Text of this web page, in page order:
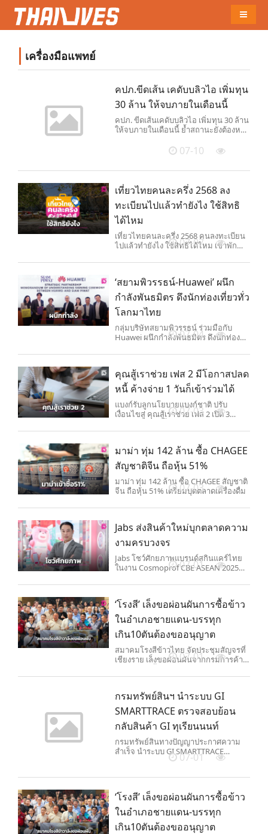
เครื่องมือแพทย์
คปภ.ขีดเส้น เคดับบลิวไอ เพิ่มทุน
30 ล้าน ให้จบภายในเดือนนี้
คปภ. ขีดเส้นเคดับบลิวไอ เพิ่มทุน 30 ล้าน
ให้จบภายในเดือนนี้ ย้ำสถานะยังต้องหยุด
07-10
เที่ยวไทยคนละครึ่ง 2568 ลง
ทะเบียนไปแล้วทำยังไง ใช้สิทธิ
ได้ไหม
เที่ยวไทยคนละครึ่ง 2568 คนลงทะเบียน
ไปแล้วทำยังไง ใช้สิทธิได้ไหม เข้าพัก
ททท.ปิดลงทะเบียน แต่ยืนยันใครจอง
สิทธิแล้วยังใช้ได้ตามปกติ
07-07
‘สยามพิวรรธน์-Huawei’ ผนึก
กำลังพันธมิตร ดึงนักท่องเที่ยวทั่ว
โลกมาไทย
กลุ่มบริษัทสยามพิวรรธน์ ร่วมมือกับ
Huawei ผนึกกำลังพันธมิตร ดึงนักท่อง
เศรษฐกิจภาคการท่องเที่ยวไทย
07-04
คุณสู้เราช่วย เฟส 2 มีโอกาสปลด
หนี้ ค้างจ่าย 1 วันก็เข้าร่วมได้
แบงก์รับลูกนโยบายแบงก์ชาติ ปรับ
เงื่อนไขสู่ คุณสู้เราช่วย เฟส 2 เปิด 3
ปลดหนี้
07-03
มาม่า ทุ่ม 142 ล้าน ซื้อ CHAGEE
สัญชาติจีน ถือหุ้น 51%
มาม่า ทุ่ม 142 ล้าน ซื้อ CHAGEE สัญชาติ
จีน ถือหุ้น 51% เตรียมบุดตลาดเครื่องดื่ม
07-03
Jabs ส่งสินค้าใหม่บุกตลาดความ
งามครบวงจร
Jabs โชว์ศักยภาพแบรนด์สกินแคร์ไทย
ในงาน Cosmoprof CBE ASEAN 2025
ครบวงจร
07-01
‘โรงสี’ เล็งขอผ่อนผันการซื้อข้าว
ในอำเภอชายแดน-บรรทุก
เกิน10ตันต้องขออนุญาต
สมาคมโรงสีข้าวไทย จัดประชุมสัญจรที่
เชียงราย เล็งขอผ่อนผันจากกรมการค้า
บรรทุกเกิน 10 ตัน ต้องขออนุญาต ระบุ
หากรัฐเกรงสินค้าเกษตรจะถูกลักลอบขน
เข้ามาจากประเทศเพื่อนบ้าน ควรเข้มงวด
ตามด่านชายแดนอย่างจริงจังจะดีกว่า
07-01
กรมทรัพย์สินฯ นำระบบ GI
SMARTTRACE ตรวจสอบย้อน
กลับสินค้า GI ทุเรียนนนท์
กรมทรัพย์สินทางปัญญาประกาศความ
สำเร็จ นำระบบ GI SMARTTRACE
นวัตกรรมตรวจสอบย้อนกลับสินค้า GI
GI รายการอื่น คาดเพิ่มความมั่นใจผู้
บริโภค
07-01
‘โรงสี’ เล็งขอผ่อนผันการซื้อข้าว
ในอำเภอชายแดน-บรรทุก
เกิน10ตันต้องขออนุญาต